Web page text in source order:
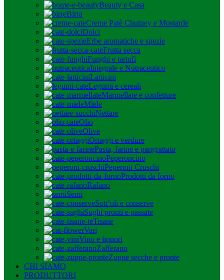
Beauty e Casa
Birra
Creme Patè Chutney e Mostarde
Dolci
Erbe aromatiche e spezie
Frutta secca
Funghi e tartufi
Integrale e Nutraceutico
Latticini
Legumi e cereali
Marmellate e confetture
Miele
Nettare
Olio
Olive
Ortaggi e verdure
Pasta, farine e pangrattato
Peperoncino
Peperoni Cruschi
Prodotti da forno
Rafano
Semi
Sott’oli e conserve
Sughi pronti e passate
Tisane
Vari
Vino e liquori
Zafferano
Zuppe secche e pronte
CHI SIAMO
PRODUTTORI